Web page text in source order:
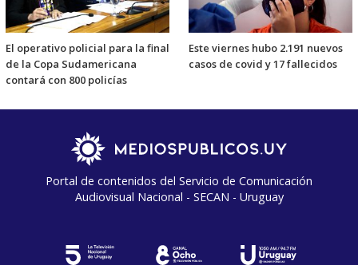
El operativo policial para la final
de la Copa Sudamericana
contará con 800 policías
Este viernes hubo 2.191 nuevos
casos de covid y 17 fallecidos
Portal de contenidos del Servicio de Comunicación
Audiovisual Nacional - SECAN - Uruguay